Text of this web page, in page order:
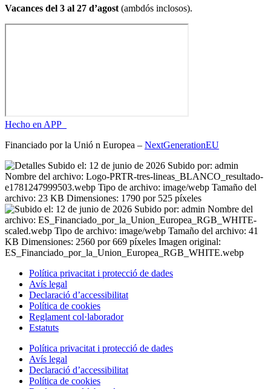
Vacances del 3 al 27 d’agost (ambdós inclosos).
Hecho en APP_
Financiado por la Unió n Europea – NextGenerationEU
Política privacitat i protecció de dades
Avís legal
Declaració d’accessibilitat
Política de cookies
Reglament col·laborador
Estatuts
Política privacitat i protecció de dades
Avís legal
Declaració d’accessibilitat
Política de cookies